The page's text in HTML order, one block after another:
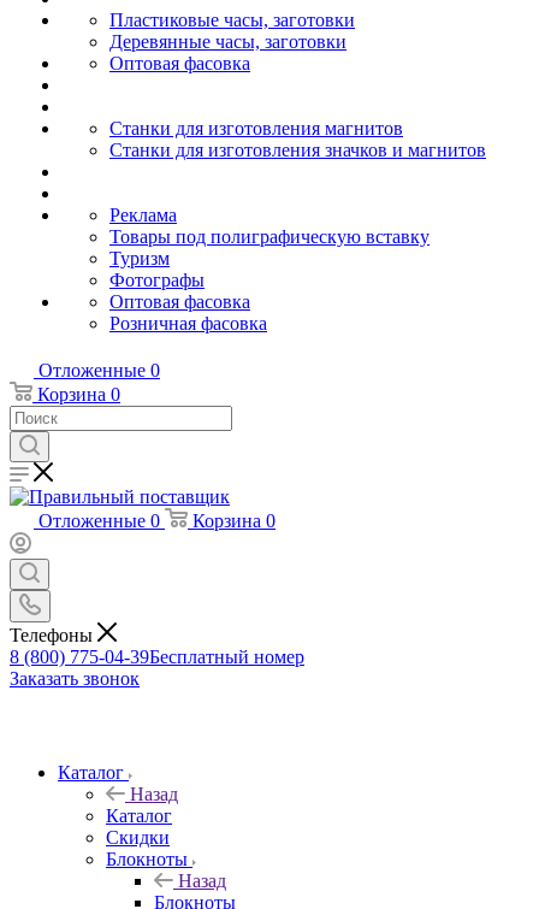
Пластиковые часы, заготовки
Деревянные часы, заготовки
Оптовая фасовка
Станки для изготовления магнитов
Станки для изготовления значков и магнитов
Реклама
Товары под полиграфическую вставку
Туризм
Фотографы
Оптовая фасовка
Розничная фасовка
Отложенные 0
Корзина 0
Отложенные 0 Корзина 0
Телефоны
8 (800) 775-04-39Бесплатный номер
Заказать звонок
Каталог
Назад
Каталог
Скидки
Блокноты
Назад
Блокноты